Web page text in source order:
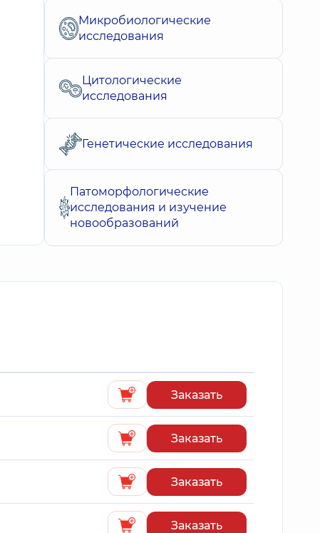
Микробиологические
исследования
Цитологические
исследования
Генетические исследования
Патоморфологические
исследования и изучение
новообразований
Заказать
Заказать
Заказать
Заказать